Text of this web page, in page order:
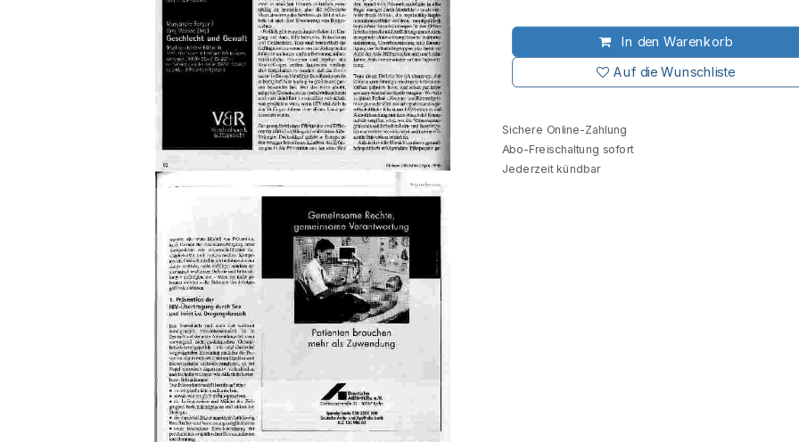
In den Warenkorb
Auf die Wunschliste
Sichere Online-Zahlung
Abo-Freischaltung sofort
Jederzeit kündbar